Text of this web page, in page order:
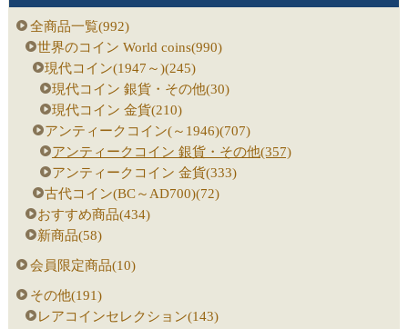
全商品一覧(992)
世界のコイン World coins(990)
現代コイン(1947～)(245)
現代コイン 銀貨・その他(30)
現代コイン 金貨(210)
アンティークコイン(～1946)(707)
アンティークコイン 銀貨・その他(357)
アンティークコイン 金貨(333)
古代コイン(BC～AD700)(72)
おすすめ商品(434)
新商品(58)
会員限定商品(10)
その他(191)
レアコインセレクション(143)